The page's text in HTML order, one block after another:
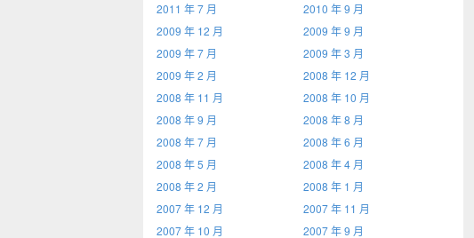
2011 年 7 月
2010 年 9 月
2009 年 12 月
2009 年 9 月
2009 年 7 月
2009 年 3 月
2009 年 2 月
2008 年 12 月
2008 年 11 月
2008 年 10 月
2008 年 9 月
2008 年 8 月
2008 年 7 月
2008 年 6 月
2008 年 5 月
2008 年 4 月
2008 年 2 月
2008 年 1 月
2007 年 12 月
2007 年 11 月
2007 年 10 月
2007 年 9 月